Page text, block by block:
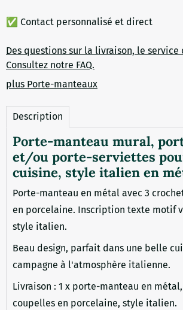
✅ Contact personnalisé et direct
Des questions sur la livraison, le service
Consultez notre FAQ.
plus Porte-manteaux
Description
Porte-manteau mural,
et/ou porte-serviettes
cuisine, style italien en
Porte-manteau en métal avec 3
en porcelaine. Inscription texte motif
style italien.
Beau design, parfait dans une belle
campagne à l'atmosphère italienne.
Livraison : 1 x porte-manteau en
coupelles en porcelaine, style italien.